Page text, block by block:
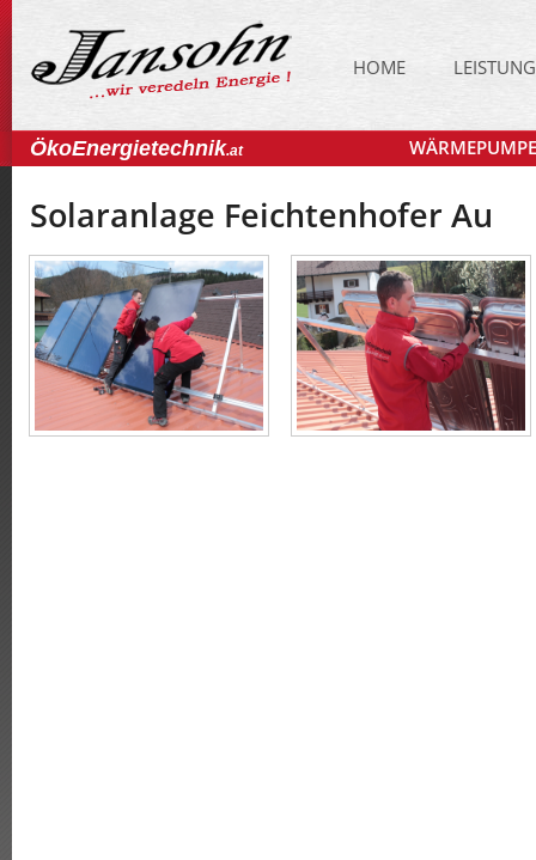
HOME
ÖkoEnergietechnik.at
Solaranlage Feichtenhofer Au